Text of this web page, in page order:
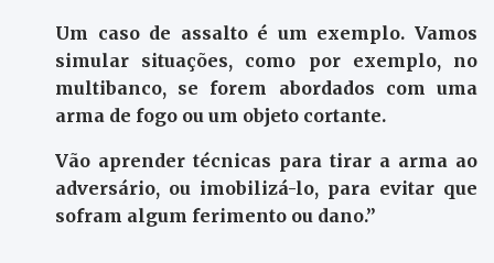
Um caso de assalto é um exemplo. Vamos
simular situações, como por exemplo, no
multibanco, se forem abordados com uma
arma de fogo ou um objeto cortante.
Vão aprender técnicas para tirar a arma ao
adversário, ou imobilizá-lo, para evitar que
sofram algum ferimento ou dano.”